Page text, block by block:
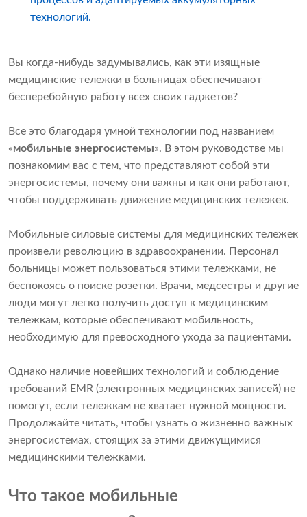
технологий.
Вы когда-нибудь задумывались, как эти изящные
медицинские тележки в больницах обеспечивают
бесперебойную работу всех своих гаджетов?
Все это благодаря умной технологии под названием
«мобильные энергосистемы». В этом руководстве мы
познакомим вас с тем, что представляют собой эти
энергосистемы, почему они важны и как они работают,
чтобы поддерживать движение медицинских тележек.
Мобильные силовые системы для медицинских тележек
произвели революцию в здравоохранении. Персонал
больницы может пользоваться этими тележками, не
беспокоясь о поиске розетки. Врачи, медсестры и другие
люди могут легко получить доступ к медицинским
тележкам, которые обеспечивают мобильность,
необходимую для превосходного ухода за пациентами.
Однако наличие новейших технологий и соблюдение
требований EMR (электронных медицинских записей) не
помогут, если тележкам не хватает нужной мощности.
Продолжайте читать, чтобы узнать о жизненно важных
энергосистемах, стоящих за этими движущимися
медицинскими тележками.
Что такое мобильные